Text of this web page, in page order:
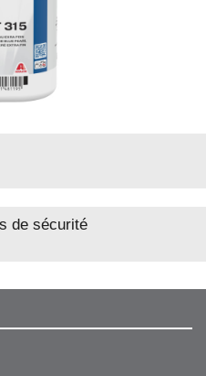
de sécurité